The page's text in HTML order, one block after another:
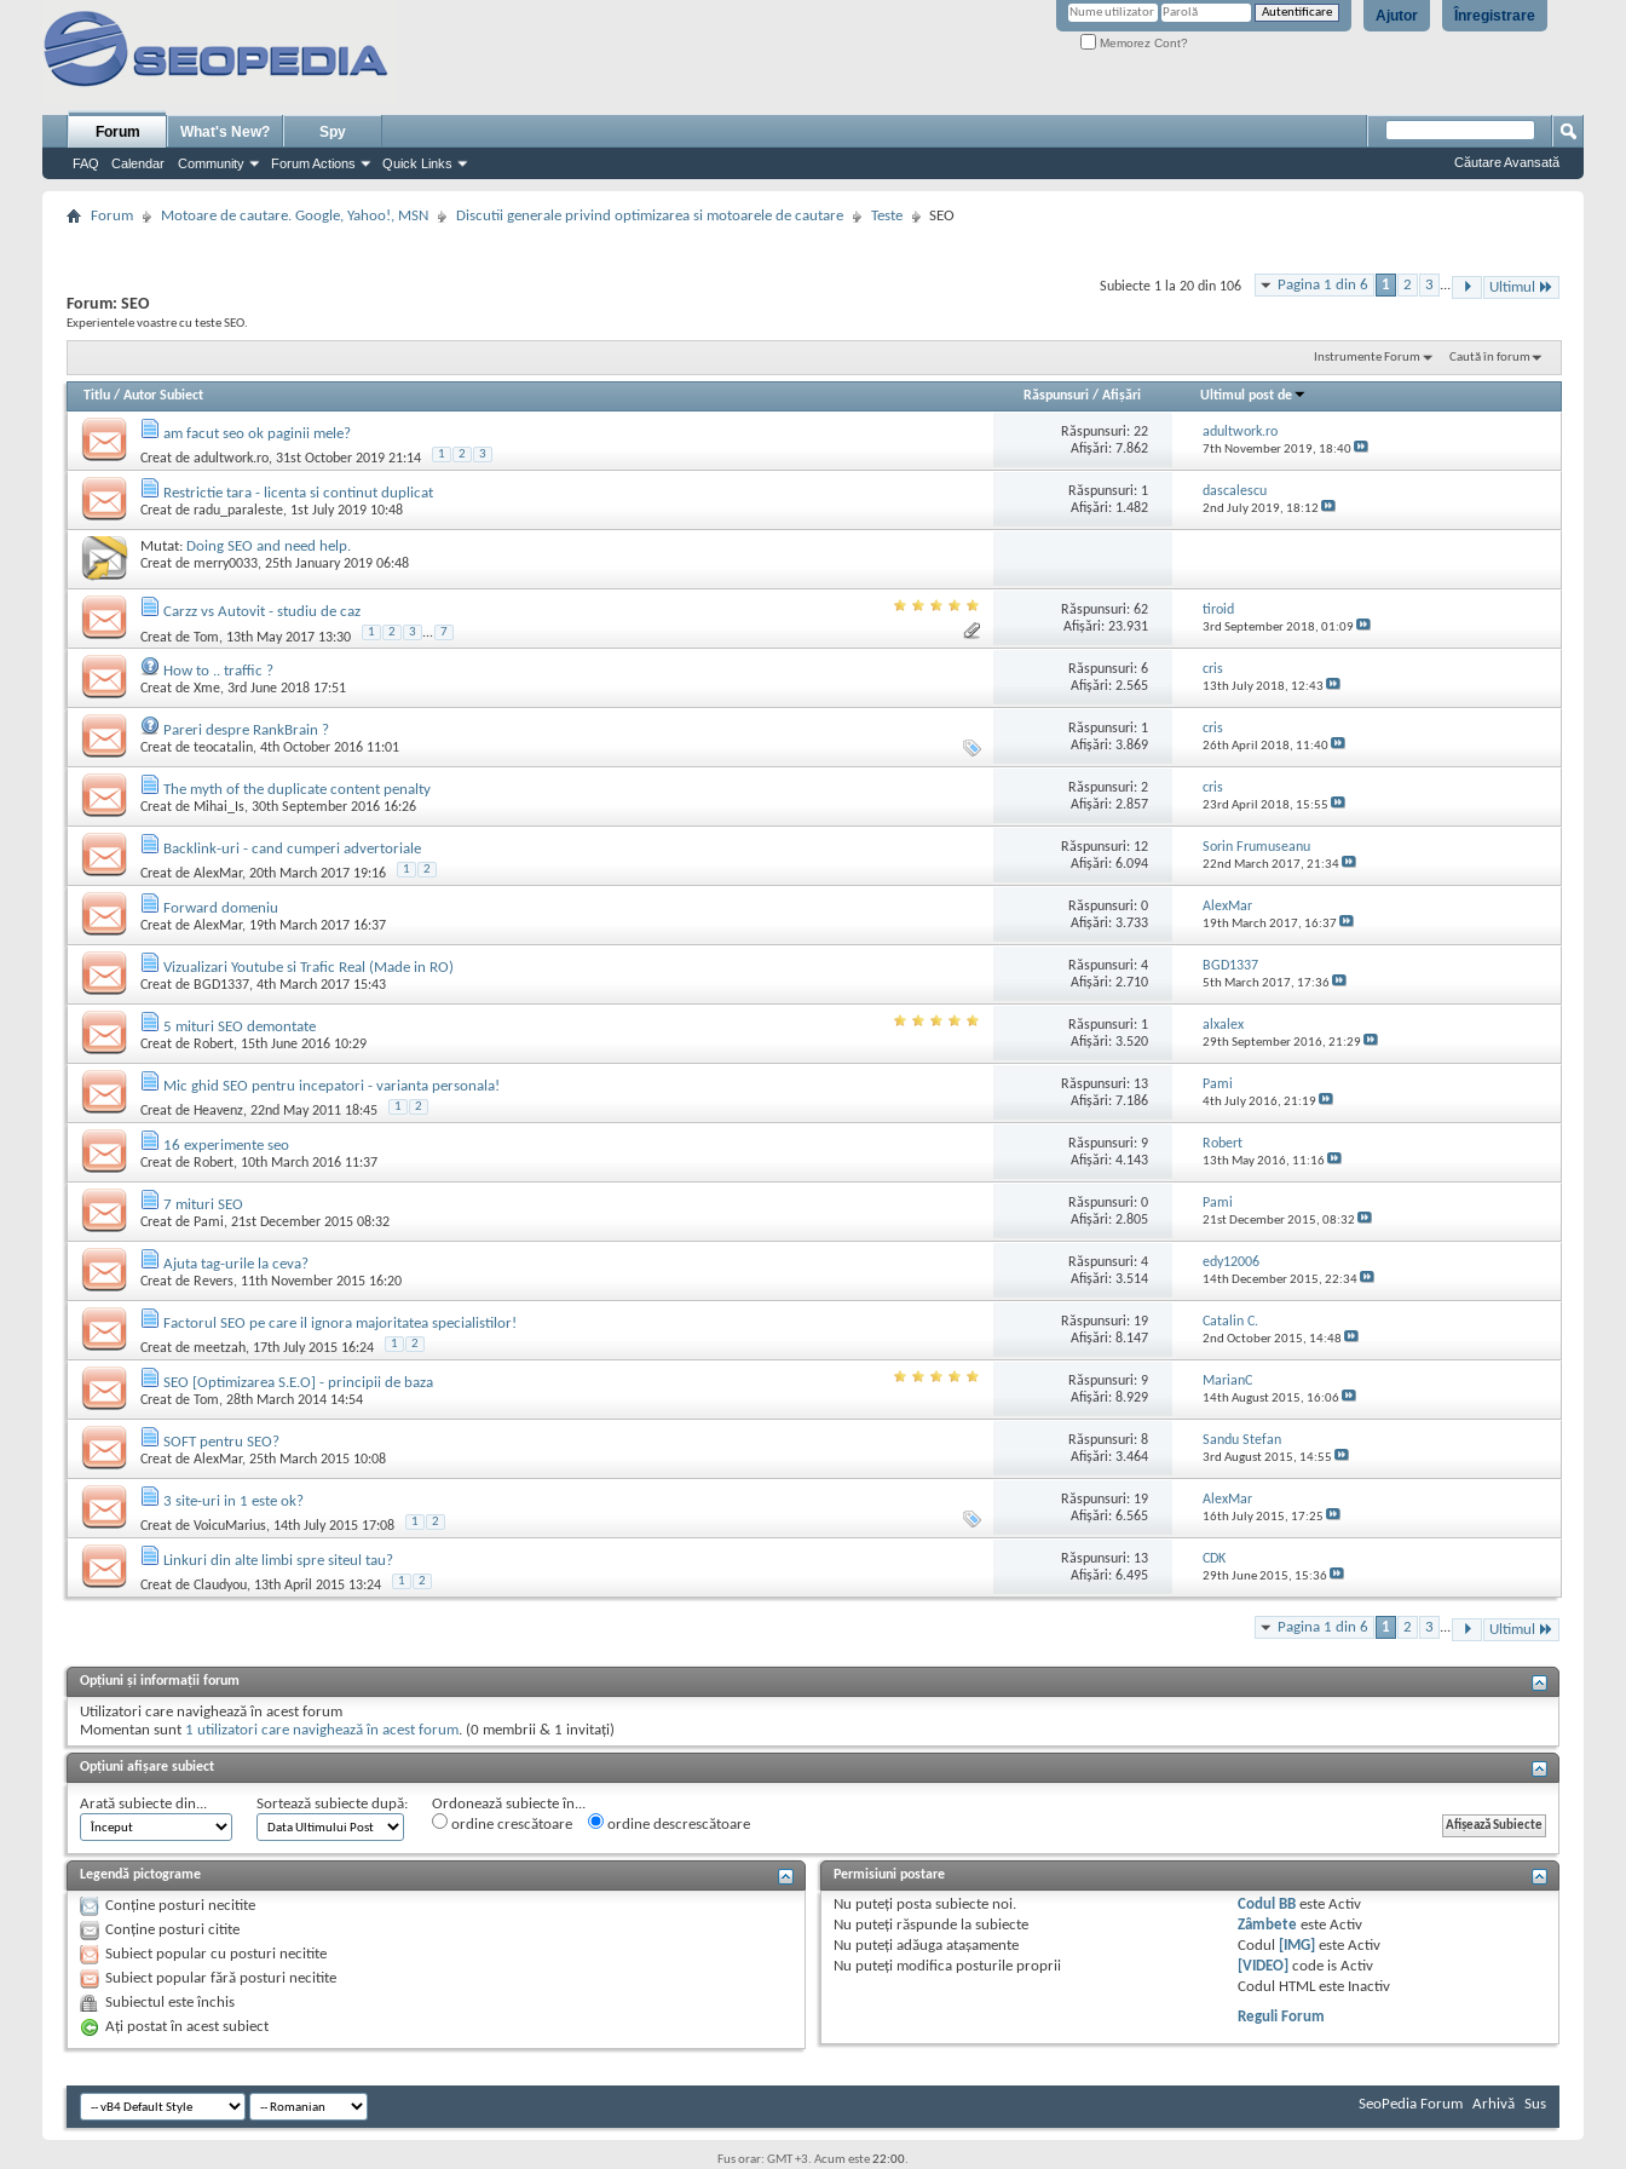
Înregistrare
Ajutor
Memorez Cont?
Forum
FAQ Calendar Community Forum Actions Quick Links
What's New? Spy
Căutare Avansată
Forum Motoare de cautare. Google, Yahoo!, MSN Discutii generale privind optimizarea si motoarele de cautare Teste SEO
Pagina 1 din 6 1 2 3 ... Ultimul
Subiecte 1 la 20 din 106
Forum: SEO
Experientele voastre cu teste SEO.
Instrumente Forum Caută în forum
Titlu / Autor Subiect Răspunsuri/ Afişări Ultimul post de
am facut seo ok paginii mele?
Creat de adultwork.ro, 31st October 2019 21:14 1 2 3
Răspunsuri:22
Afişări: 7.862
adultwork.ro
7th November 2019, 18:40
Restrictie tara - licenta si continut duplicat
Creat de radu_paraleste, 1st July 2019 10:48
Răspunsuri: 1
Afişări: 1.482
dascalescu
2nd July 2019, 18:12
Mutat: Doing SEO and need help.
Creat de merry0033, 25th January 2019 06:48
Carzz vs Autovit - studiu de caz
Creat de Tom, 13th May 2017 13:30 1 2 3 ... 7
Răspunsuri:62
Afişări: 23.931
tiroid
3rd September 2018, 01:09
How to .. traffic ?
Creat de Xme, 3rd June 2018 17:51
Răspunsuri:6
Afişări: 2.565
cris
13th July 2018, 12:43
Pareri despre RankBrain ?
Creat de teocatalin, 4th October 2016 11:01
Răspunsuri: 1
Afişări: 3.869
cris
26th April 2018, 11:40
The myth of the duplicate content penalty
Creat de Mihai_Is, 30th September 2016 16:26
Răspunsuri:2
Afişări: 2.857
cris
23rd April 2018, 15:55
Backlink-uri - cand cumperi advertoriale
Creat de AlexMar, 20th March 2017 19:16 1 2
Răspunsuri: 12
Afişări: 6.094
Sorin Frumuseanu
22nd March 2017, 21:34
Forward domeniu
Creat de AlexMar, 19th March 2017 16:37
Răspunsuri:0
Afişări: 3.733
AlexMar
19th March 2017, 16:37
Vizualizari Youtube si Trafic Real (Made in RO)
Creat de BGD1337, 4th March 2017 15:43
Răspunsuri:4
Afişări: 2.710
BGD1337
5th March 2017, 17:36
5 mituri SEO demontate
Creat de Robert, 15th June 2016 10:29
Răspunsuri: 1
Afişări: 3.520
alxalex
29th September 2016, 21:29
Mic ghid SEO pentru incepatori - varianta personala!
Creat de Heavenz, 22nd May 2011 18:45 1 2
Răspunsuri: 13
Afişări: 7.186
Pami
4th July 2016, 21:19
16 experimente seo
Creat de Robert, 10th March 2016 11:37
Răspunsuri:9
Afişări: 4.143
Robert
13th May 2016, 11:16
7 mituri SEO
Creat de Pami, 21st December 2015 08:32
Răspunsuri:0
Afişări: 2.805
Pami
21st December 2015, 08:32
Ajuta tag-urile la ceva?
Creat de Revers, 11th November 2015 16:20
Răspunsuri:4
Afişări: 3.514
edy12006
14th December 2015, 22:34
Factorul SEO pe care il ignora majoritatea specialistilor!
Creat de meetzah, 17th July 2015 16:24 1 2
Răspunsuri: 19
Afişări: 8.147
Catalin C.
2nd October 2015, 14:48
SEO [Optimizarea S.E.O] - principii de baza
Creat de Tom, 28th March 2014 14:54
Răspunsuri:9
Afişări: 8.929
MarianC
14th August 2015, 16:06
SOFT pentru SEO?
Creat de AlexMar, 25th March 2015 10:08
Răspunsuri:8
Afişări: 3.464
Sandu Stefan
3rd August 2015, 14:55
3 site-uri in 1 este ok?
Creat de VoicuMarius, 14th July 2015 17:08 1 2
Răspunsuri: 19
Afişări: 6.565
AlexMar
16th July 2015, 17:25
Linkuri din alte limbi spre siteul tau?
Creat de Claudyou, 13th April 2015 13:24 1 2
Răspunsuri: 13
Afişări: 6.495
CDK
29th June 2015, 15:36
Pagina 1 din 6 1 2 3 ... Ultimul
Opțiuni și informații forum
Utilizatori care navighează în acest forum
Momentan sunt 1 utilizatori care navighează în acest forum. (0 membrii & 1 invitaţi)
Opțiuni afișare subiect
Arată subiecte din... Sortează subiecte după:
Ordonează subiecte în...
ordine crescătoare
ordine descrescătoare
Legendă pictograme
Conține posturi necitite
Conține posturi citite
Subiect popular cu posturi necitite
Subiect popular fără posturi necitite
Subiectul este închis
Aţi postat în acest subiect
Permisiuni postare
Nu puteţi posta subiecte noi.
Nu puteţi răspunde la subiecte
Nu puteţi adăuga ataşamente
Nu puteţi modifica posturile proprii
Codul BB esteActiv
Zâmbete esteActiv
Codul
[IMG] esteActiv
[VIDEO] code isActiv
Codul HTML este Inactiv
Reguli Forum
SeoPedia Forum Arhivă Sus
Fus orar: GMT +3. Acum este22:00.